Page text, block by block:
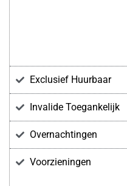
Exclusief Huurbaar
Invalide Toegankelijk
Overnachtingen
Voorzieningen